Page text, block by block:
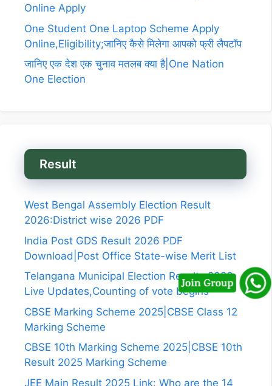
Online Apply
One Student One Laptop Scheme Apply
Online,Eligibility;जानिए कैसे मिलेगा आपको फ्री लैपटॉप
जानिए एक देश एक चुनाव मतलब क्या है|One Nation
One Election
Result
West Bengal Assembly Election Result
2026:District wise 2026 PDF
India Post GDS Result 2026 PDF
Download|Post Office State-wise Merit List
Telangana Municipal Election Results 2026
Live Updates,Counting of vote begins
CBSE Marking Scheme 2025|CBSE Class 12
Marking Scheme
CBSE 10th Marking Scheme 2025|CBSE 10th
Result 2025 Marking Scheme
JEE Main Result 2025 Link: Who are the 14